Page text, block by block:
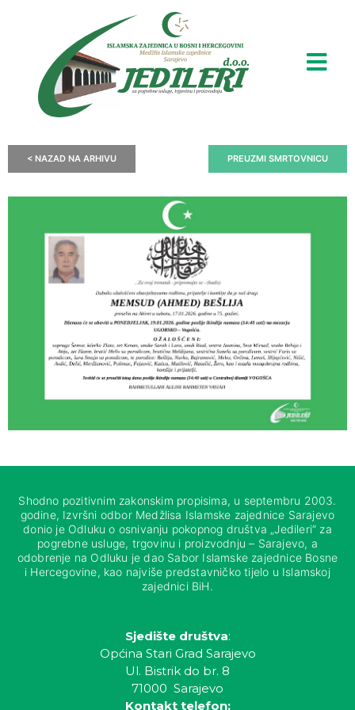
< NAZAD NA ARHIVU PREUZMI SMRTOVNICU
Shodno pozitivnim zakonskim propisima, u septembru 2003.
godine, Izvršni odbor Medžlisa Islamske zajednice Sarajevo
donio je Odluku o osnivanju pokopnog društva „Jedileri“ za
pogrebne usluge, trgovinu i proizvodnju – Sarajevo, a
odobrenje na Odluku je dao Sabor Islamske zajednice Bosne
i Hercegovine, kao najviše predstavničko tijelo u Islamskoj
zajednici BiH.
Sjedište društva:
Općina Stari Grad Sarajevo
Ul. Bistrik do br. 8
71000 Sarajevo
Kontakt telefon: